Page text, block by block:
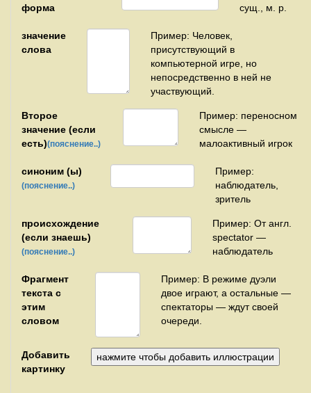
форма
сущ., м. р.
значение
слова
Пример: Человек,
присутствующий в
компьютерной игре, но
непосредственно в ней не
участвующий.
Второе
значение (если
есть)(пояснение..)
Пример: переносном
смысле —
малоактивный игрок
синоним (ы)
(пояснение..)
Пример:
наблюдатель,
зритель
происхождение
(если знаешь)
(пояснение..)
Пример: От англ.
spectator —
наблюдатель
Фрагмент
текста с
этим
словом
Пример: В режиме дуэли
двое играют, а остальные —
спектаторы — ждут своей
очереди.
Добавить
картинку